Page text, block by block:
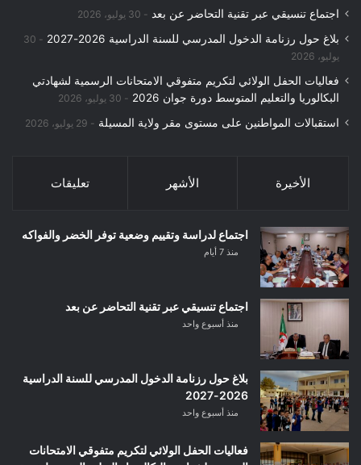
اجتماع تنسيقي عبر تقنية التحاضر عن بعد 30 يوليو، 2026
بلاغ حول رزنامة الدخول المدرسي للسنة الدراسية 2026-2027
30
يوليو، 2026
فعاليات الحفل الولائي لتكريم متفوقي الامتحانات الرسمية لشهادتي
البكالوريا والتعليم المتوسط دورة جوان 2026
30 يوليو، 2026
استقبالات المواطنين على مستوى مقر ولاية المسيلة 29 يوليو، 2026
الأخيرة الأشهر تعليقات
اجتماع لدراسة وتقييم وضعية توفر الخضر والفواكه
منذ 7 أيام
اجتماع تنسيقي عبر تقنية التحاضر عن بعد
منذ أسبوع واحد
بلاغ حول رزنامة الدخول المدرسي للسنة الدراسية
2026-2027
منذ أسبوع واحد
فعاليات الحفل الولائي لتكريم متفوقي الامتحانات